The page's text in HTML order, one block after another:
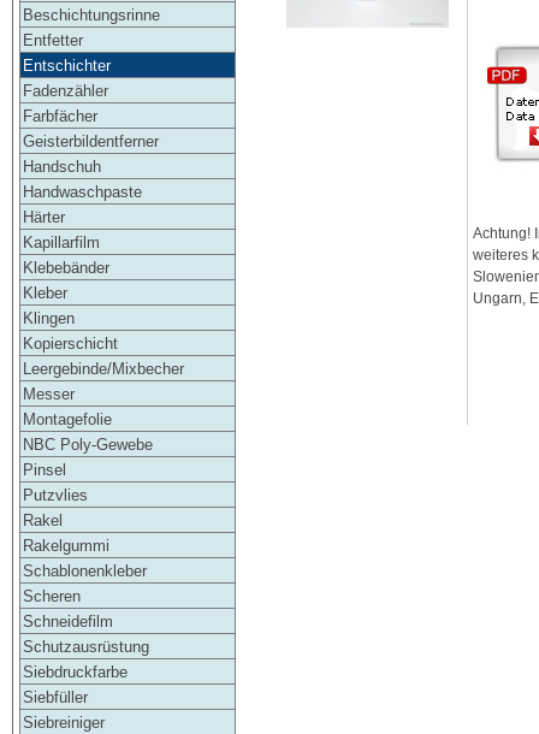
Beschichtungsrinne
Entfetter
Entschichter
Fadenzähler
Farbfächer
Geisterbildentferner
Handschuh
Handwaschpaste
Härter
Kapillarfilm
Klebebänder
Kleber
Klingen
Kopierschicht
Leergebinde/Mixbecher
Messer
Montagefolie
NBC Poly-Gewebe
Pinsel
Putzvlies
Rakel
Rakelgummi
Schablonenkleber
Scheren
Schneidefilm
Schutzausrüstung
Siebdruckfarbe
Siebfüller
Siebreiniger
Achtung!
weiteres
Ungarn,